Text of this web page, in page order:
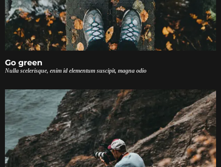
Go green
Nulla scelerisque, enim id elementum suscipit, magna odio